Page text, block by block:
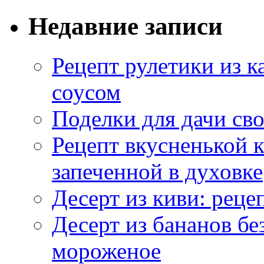
Недавние записи
Рецепт рулетики из
соусом
Поделки для дачи
Рецепт
запеченной в духовке
Десерт из киви:
Десерт из бананов
мороженое